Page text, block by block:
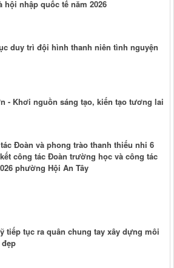
nhập quốc tế năm 2026
duy trì đội hình thanh niên tình nguyện
- Khơi nguồn sáng tạo, kiến tạo tương lai
Đoàn và phong trào thanh thiếu nhi 6
công tác Đoàn trường học và công tác
phường Hội An Tây
tiếp tục ra quân chung tay xây dựng môi